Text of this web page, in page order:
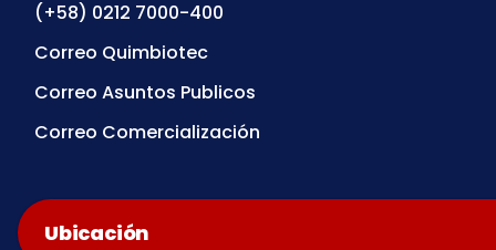
(+58) 0212 7000-400
Correo Quimbiotec
Correo Asuntos Publicos
Correo Comercialización
Ubicación